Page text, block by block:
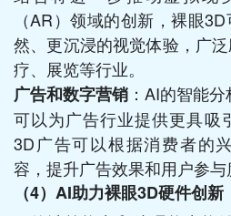
（AR）领域的创新，裸眼
然、更沉浸的视觉体验，广
疗、展览等行业。
广告和数字营销 ：AI的智能
可以为广告行业提供更具吸
3D广告可以根据消费者的
容，提升广告效果和用户参与
（4） AI助力裸眼3D硬件创新